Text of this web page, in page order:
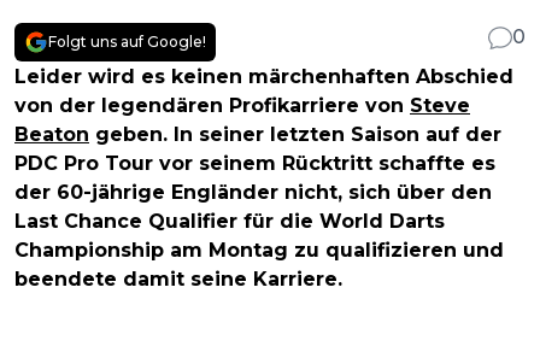
Folgt uns auf Google!
0
Leider wird es keinen märchenhaften Abschied
von der legendären Profikarriere von Steve
Beaton geben. In seiner letzten Saison auf der
PDC Pro Tour vor seinem Rücktritt schaffte es
der 60-jährige Engländer nicht, sich über den
Last Chance Qualifier für die World Darts
Championship am Montag zu qualifizieren und
beendete damit seine Karriere.